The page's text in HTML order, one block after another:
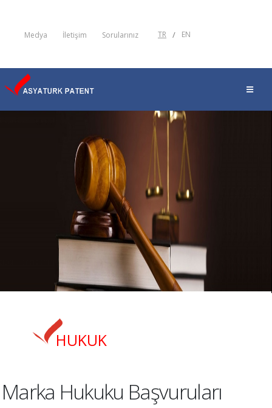
Medya İletişim Sorularınız TR / EN
HUKUK
Marka Hukuku Başvuruları